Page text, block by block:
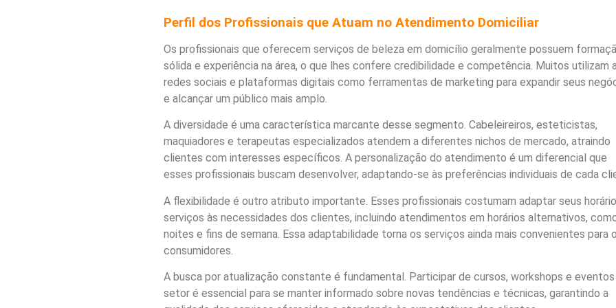
Perfil dos Profissionais que Atuam no Atendimento Domiciliar
Os profissionais que oferecem serviços de beleza em domicílio geralmente possuem
sólida e experiência na área, o que lhes confere credibilidade e competência. Muitos utilizam
redes sociais e plataformas digitais como ferramentas de marketing para expandir seus
e alcançar um público mais amplo.
A diversidade é uma característica marcante desse segmento. Cabeleireiros, esteticistas,
maquiadores e terapeutas especializados atendem a diferentes nichos de mercado, atraindo
clientes com interesses específicos. A personalização do atendimento é um diferencial que
esses profissionais buscam desenvolver, adaptando-se às preferências individuais de cada
A flexibilidade é outro atributo importante. Esses profissionais costumam adaptar seus
serviços às necessidades dos clientes, incluindo atendimentos em horários alternativos,
noites e fins de semana. Essa adaptabilidade torna os serviços ainda mais convenientes para
consumidores.
A busca por atualização constante é fundamental. Participar de cursos, workshops e
setor é essencial para se manter informado sobre novas tendências e técnicas, garantindo a